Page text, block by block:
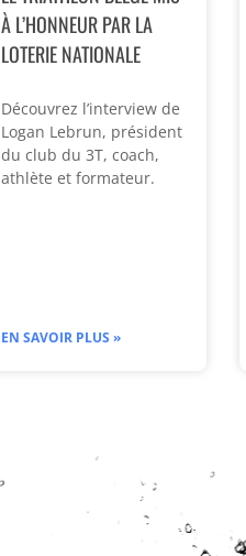
À L’HONNEUR PAR LA
LOTERIE NATIONALE
Découvrez l’interview de
Logan Lebrun, président
du club du 3T, coach,
athlète et formateur.
EN SAVOIR PLUS »